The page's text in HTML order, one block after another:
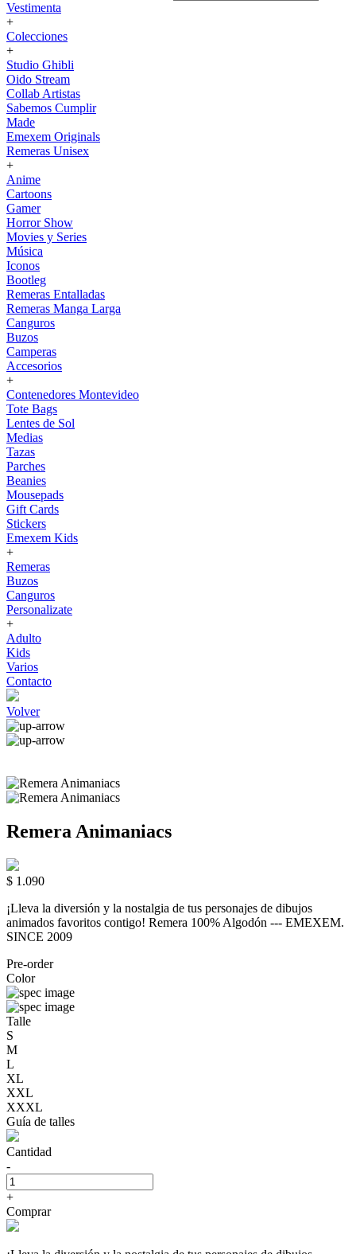
Vestimenta
+
Colecciones
+
Studio Ghibli
Oido Stream
Collab Artistas
Sabemos Cumplir
Made
Emexem Originals
Remeras Unisex
+
Anime
Cartoons
Gamer
Horror Show
Movies y Series
Música
Iconos
Bootleg
Remeras Entalladas
Remeras Manga Larga
Canguros
Buzos
Camperas
Accesorios
+
Contenedores Montevideo
Tote Bags
Lentes de Sol
Medias
Tazas
Parches
Beanies
Mousepads
Gift Cards
Stickers
Emexem Kids
+
Remeras
Buzos
Canguros
Personalizate
+
Adulto
Kids
Varios
Contacto
Volver
Remera Animaniacs
$ 1.090
¡Lleva la diversión y la nostalgia de tus personajes de dibujos
animados favoritos contigo! Remera 100% Algodón --- EMEXEM.
SINCE 2009
Pre-order
Color
Talle
S
M
L
XL
XXL
XXXL
Guía de talles
Cantidad
-
+
Comprar